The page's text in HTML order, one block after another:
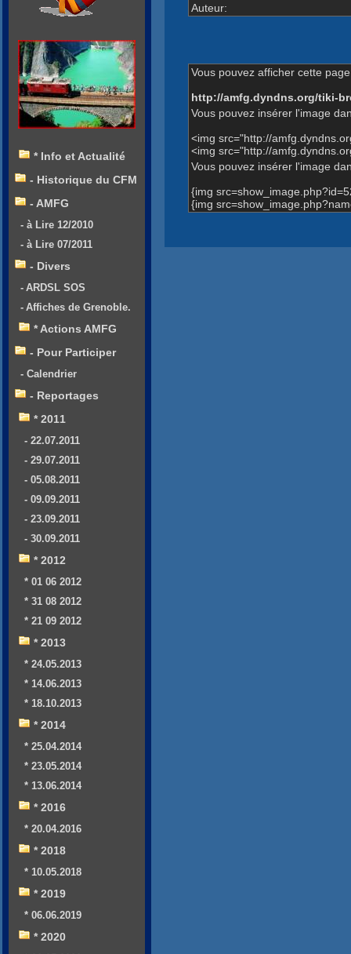
Auteur:
Vous pouvez afficher cette
http://amfg.dyndns.org/tiki-
Vous pouvez insérer l'image
<img src="http://
<img src="http://
Vous pouvez insérer l'image
{img
{img
* Info et Actualité
- Historique du CFM
- AMFG
- à Lire 12/2010
- à Lire 07/2011
- Divers
- ARDSL SOS
- Affiches de Grenoble.
* Actions AMFG
- Pour Participer
- Calendrier
- Reportages
* 2011
- 22.07.2011
- 29.07.2011
- 05.08.2011
- 09.09.2011
- 23.09.2011
- 30.09.2011
* 2012
* 01 06 2012
* 31 08 2012
* 21 09 2012
* 2013
* 24.05.2013
* 14.06.2013
* 18.10.2013
* 2014
* 25.04.2014
* 23.05.2014
* 13.06.2014
* 2016
* 20.04.2016
* 2018
* 10.05.2018
* 2019
* 06.06.2019
* 2020